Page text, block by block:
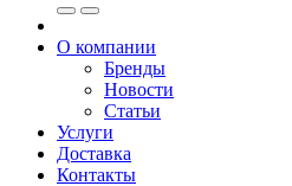
О компании
Бренды
Новости
Статьи
Услуги
Доставка
Контакты